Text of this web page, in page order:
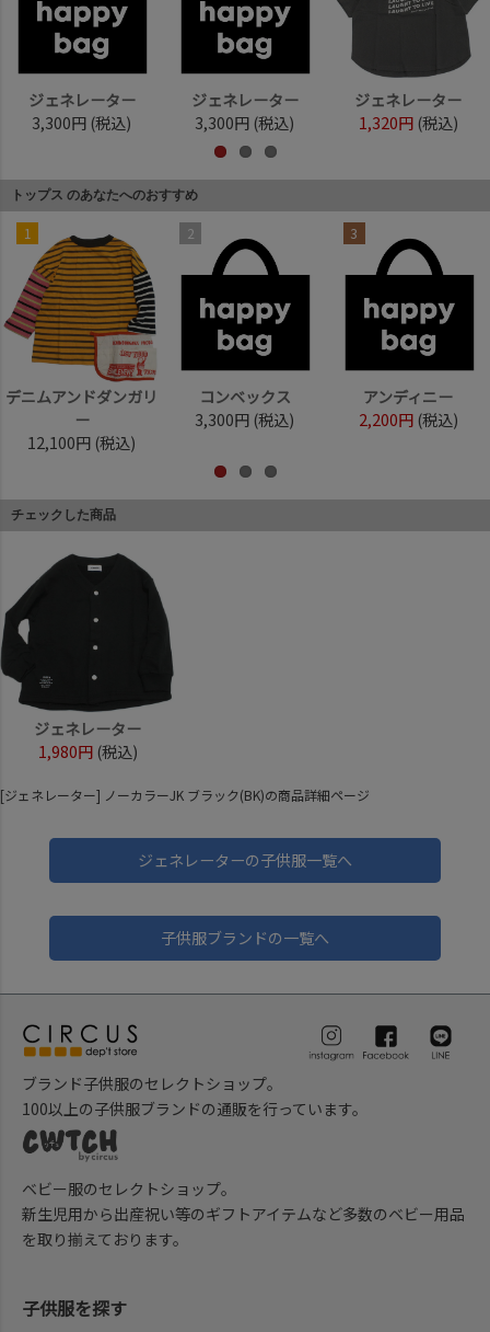
ジェネレーター
3,300円 (税込)
ジェネレーター
3,300円 (税込)
ジェネレーター
1,320円 (税込)
トップス のあなたへのおすすめ
1
デニムアンドダンガリ
ー
12,100円 (税込)
2
コンベックス
3,300円 (税込)
3
アンディニー
2,200円 (税込)
チェックした商品
ジェネレーター
1,980円 (税込)
[ジェネレーター] ノーカラーJK ブラック(BK)の商品詳細ページ
ジェネレーターの子供服一覧へ
子供服ブランドの一覧へ
ブランド子供服のセレクトショップ。
100以上の子供服ブランドの通販を行っています。
ベビー服のセレクトショップ。
新生児用から出産祝い等のギフトアイテムなど多数のベビー用品
を取り揃えております。
子供服を探す